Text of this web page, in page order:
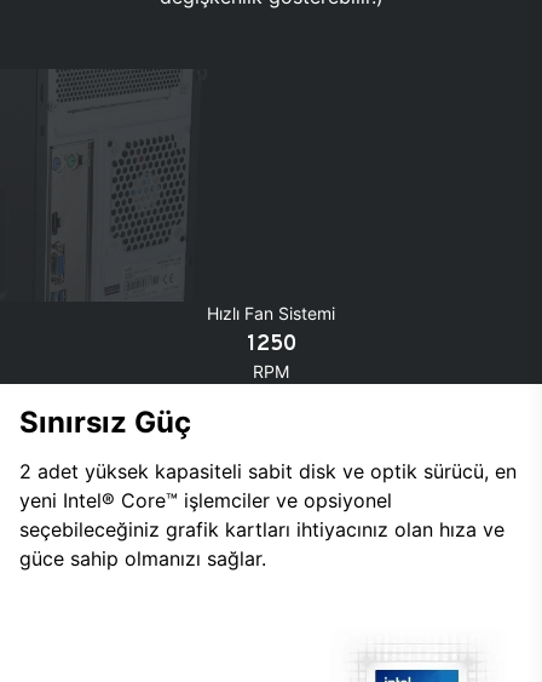
Hızlı Fan Sistemi
1250
RPM
Sınırsız Güç
2 adet yüksek kapasiteli sabit disk ve optik sürücü, en
yeni Intel® Core™ işlemciler ve opsiyonel
seçebileceğiniz grafik kartları ihtiyacınız olan hıza ve
güce sahip olmanızı sağlar.